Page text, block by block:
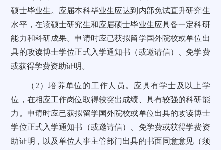
硕士毕业生。应届本科毕业生应达到内部免试直升研究生
水平，在读硕士研究生和应届硕士毕业生应具备一定科研
能力和科研成果。申请时应已获拟留学国外院校或单位出
具的攻读博士学位正式入学通知书（或邀请信）、免学费
或获得学费资助证明。
（2）培养单位的工作人员。应具有学士及以上学
位，在相应工作岗位取得较突出成绩、具有较强的科研能
力。申请时应已获拟留学国外院校或单位出具的攻读博士
学位正式入学通知书（或邀请信）、免学费或获得学费资
助证明，以及单位人事主管部门出具的书面同意意见（须